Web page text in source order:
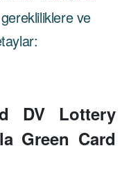
ve
DV Lottery
Green Card